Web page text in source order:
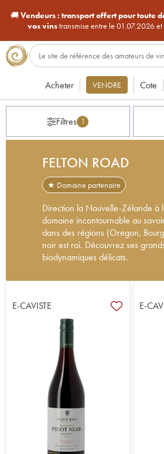
🚚Vendeurs : transport offert pour toute
vos vinstransmise entre le 01.07.2026
Acheter VENDRE Cote
Filtres 1
FELTON ROAD
★ Domaine partenaire
Direction la Nouvelle-Zélande à
domaine incontournable au
dans des régions (Oregon,
noir est roi. Découvrez ses
biodynamiques délicats.
en 1991 à Bannockburn, en
domaine Felton Road en est la
Repris en 2000 par Nigel
vinificateur Blair Walter, le
rang de référence mondiale du
d'attirer les éloges de Robert
vignobles : The Elms, Cornish
MacMuir, sont conduits en
Demeter depuis 2002, faisant de
des pionniers de cette
Zélande. Des vins purs, précis et
de sols schisteux d'origine
fraîches caractéristiques du
E-CAVISTE E-